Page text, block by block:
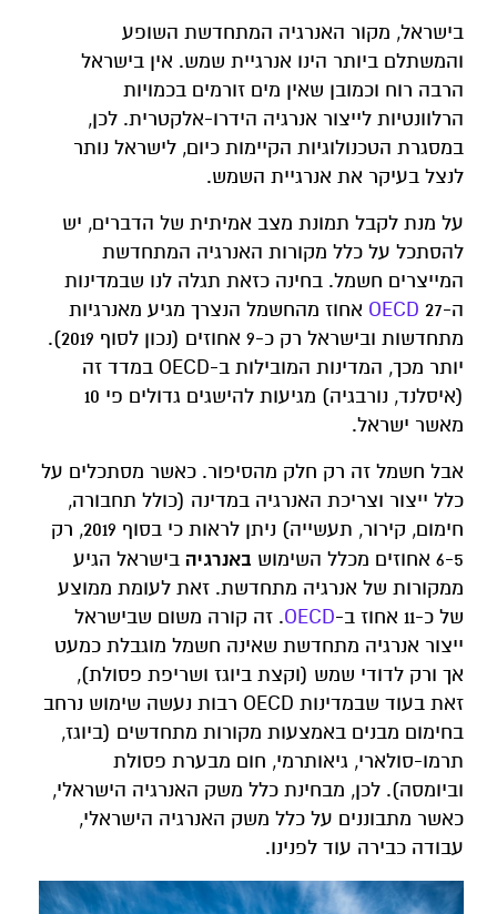
בישראל, מקור האנרגיה המתחדשת השופע
והמשתלם ביותר הינו אנרגיית שמש. אין בישראל
הרבה רוח וכמובן שאין מים זורמים בכמויות
הרלוונטיות לייצור אנרגיה הידרו-אלקטרית. לכן,
במסגרת הטכנולוגיות הקיימות כיום, לישראל נותר
לנצל בעיקר את אנרגיית השמש.
על מנת לקבל תמונת מצב אמיתית של הדברים, יש
להסתכל על כלל מקורות האנרגיה המתחדשת
המייצרים חשמל. בחינה כזאת תגלה לנו שבמדינות
ה-
OECD 27 אחוז מהחשמל הנצרך מגיע מאנרגיות
מתחדשות ובישראל רק כ-9 אחוזים (נכון לסוף 2019).
יותר מכך, המדינות המובילות ב-OECD במדד זה
(איסלנד, נורבגיה) מגיעות להישגים גדולים פי 10
מאשר ישראל.
אבל חשמל זה רק חלק מהסיפור. כאשר מסתכלים על
כלל ייצור וצריכת האנרגיה במדינה (כולל תחבורה,
חימום, קירור, תעשייה) ניתן לראות כי בסוף 2019, רק
6-5 אחוזים מכלל השימוש
באנרגיה בישראל הגיע
ממקורות של אנרגיה מתחדשת. זאת לעומת ממוצע
של כ-11 אחוז ב-
OECD. זה קורה משום שבישראל
ייצור אנרגיה מתחדשת שאינה חשמל מוגבלת כמעט
אך ורק לדודי שמש (וקצת ביוגז ושריפת פסולת),
זאת בעוד שבמדינות OECD רבות נעשה שימוש נרחב
בחימום מבנים באמצעות מקורות מתחדשים (ביוגז,
תרמו-סולארי, גיאותרמי, חום מבערת פסולת
וביומסה). לכן, מבחינת כלל משק האנרגיה הישראלי,
כאשר מתבוננים על כלל משק האנרגיה הישראלי,
עבודה כבירה עוד לפנינו.